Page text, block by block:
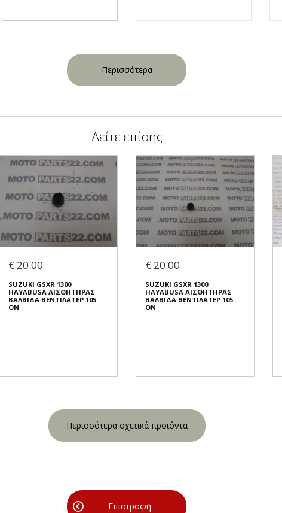
Περισσότερα
Δείτε επίσης
€ 20.00
SUZUKI GSXR 1300
HAYABUSA ΑΙΣΘΗΤΗΡΑΣ
ΒΑΛΒΙΔΑ ΒΕΝΤΙΛΑΤΕΡ 105
ON
€ 20.00
SUZUKI GSXR 1300
HAYABUSA ΑΙΣΘΗΤΗΡΑΣ
ΒΑΛΒΙΔΑ ΒΕΝΤΙΛΑΤΕΡ 105
ON
Περισσότερα σχετικά προϊόντα
Επιστροφή